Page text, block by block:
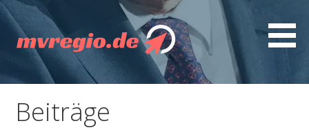
Z
n mvregio.de
Entdecken Sie MVregio - spannende Artikel, gut
nützliche Tipps
Beiträge